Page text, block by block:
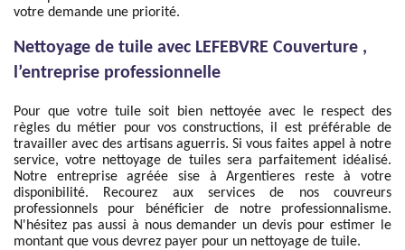
votre demande une priorité.
Nettoyage de tuile avec LEFEBVRE Couverture ,
l’entreprise professionnelle
Pour que votre tuile soit bien nettoyée avec le respect des
règles du métier pour vos constructions, il est préférable de
travailler avec des artisans aguerris. Si vous faites appel à notre
service, votre nettoyage de tuiles sera parfaitement idéalisé.
Notre entreprise agréée sise à Argentieres reste à votre
disponibilité. Recourez aux services de nos couvreurs
professionnels pour bénéficier de notre professionnalisme.
N'hésitez pas aussi à nous demander un devis pour estimer le
montant que vous devrez payer pour un nettoyage de tuile.